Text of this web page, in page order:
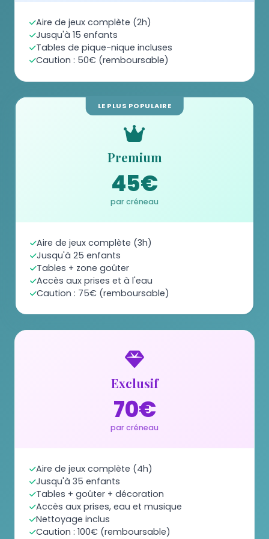
Aire de jeux complète (2h)
Jusqu'à 15 enfants
Tables de pique-nique incluses
Caution : 50€ (remboursable)
LE PLUS POPULAIRE
Premium
45€
par créneau
Aire de jeux complète (3h)
Jusqu'à 25 enfants
Tables + zone goûter
Accès aux prises et à l'eau
Caution : 75€ (remboursable)
Exclusif
70€
par créneau
Aire de jeux complète (4h)
Jusqu'à 35 enfants
Tables + goûter + décoration
Accès aux prises, eau et musique
Nettoyage inclus
Caution : 100€ (remboursable)